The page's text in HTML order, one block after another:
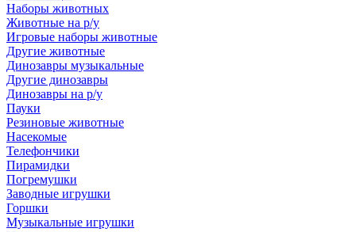
Наборы животных
Животные на р/у
Игровые наборы животные
Другие животные
Динозавры музыкальные
Другие динозавры
Динозавры на р/у
Пауки
Резиновые животные
Насекомые
Телефончики
Пирамидки
Погремушки
Заводные игрушки
Горшки
Музыкальные игрушки